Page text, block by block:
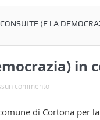
(E LA
in
commento
di Cortona per